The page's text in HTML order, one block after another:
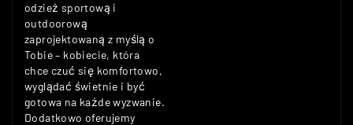
odzież sportową i
outdoorową
zaprojektowaną z myślą o
Tobie – kobiecie, która
chce czuć się komfortowo,
wyglądać świetnie i być
gotowa na każde wyzwanie.
Dodatkowo oferujemy